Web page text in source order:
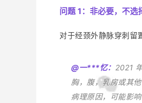
问题 1：非必要，不选
对于经颈外静脉穿刺留
@一***忆： 2021
胸，腹，乳房或其
病理原因，可能影响